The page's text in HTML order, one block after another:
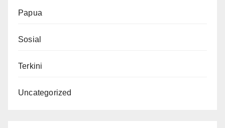
Papua
Sosial
Terkini
Uncategorized